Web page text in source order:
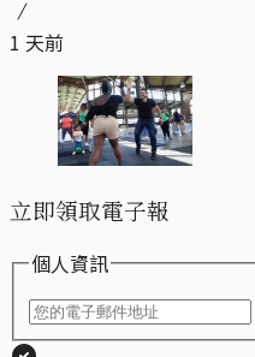
1 天前
立即領取電子報
個人資訊